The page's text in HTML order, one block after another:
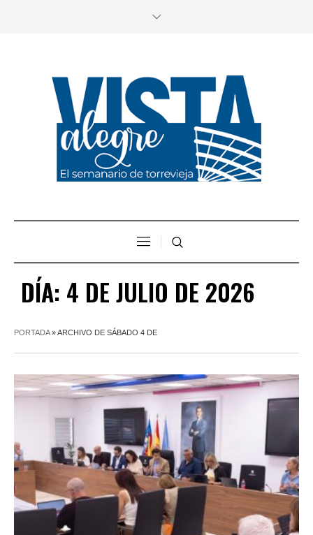
DÍA: 4 DE JULIO DE 2026
PORTADA»ARCHIVO DE SÁBADO 4 DE